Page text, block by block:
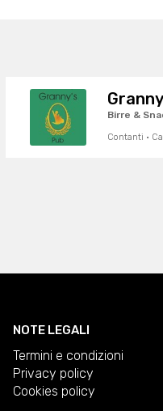
Birre &
Contanti ·
NOTE LEGALI
Termini e condizioni
Privacy policy
Cookies policy